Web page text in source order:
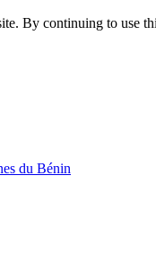
By continuing to use